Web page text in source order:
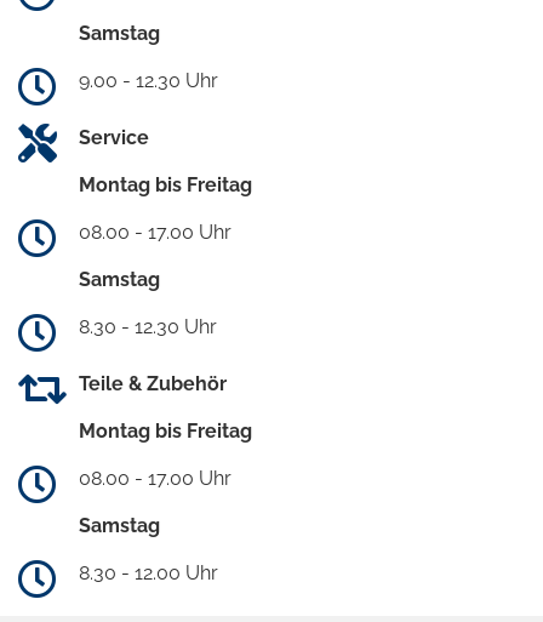
Samstag
9.00 - 12.30 Uhr
Service
Montag bis Freitag
08.00 - 17.00 Uhr
Samstag
8.30 - 12.30 Uhr
Teile & Zubehör
Montag bis Freitag
08.00 - 17.00 Uhr
Samstag
8.30 - 12.00 Uhr